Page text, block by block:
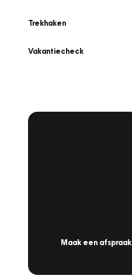
Trekhaken
Vakantiecheck
Maak een afspraak